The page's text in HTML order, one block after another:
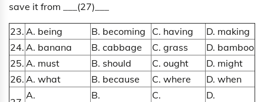
save it from ___(27)___
23. A. being B. becoming C. having
D. making
24. A. banana B. cabbage C. grass
D. bamboo
25. A. must B. should C. ought
D. might
26. A. what B. because C. where
D. when
A.
B.
C.
D.